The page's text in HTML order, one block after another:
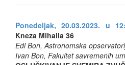
Ponedeljak, 20.03.2023. u
Kneza Mihaila 36
Edi Bon, Astronomska
Ivan Bon, Fakultet savremenih